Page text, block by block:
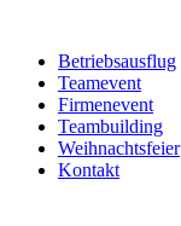
Betriebsausflug
Teamevent
Firmenevent
Teambuilding
Weihnachtsfeier
Kontakt